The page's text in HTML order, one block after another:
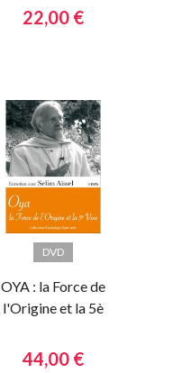
22,00 €
DVD
OYA : la Force de
l'Origine et la 5è
44,00 €